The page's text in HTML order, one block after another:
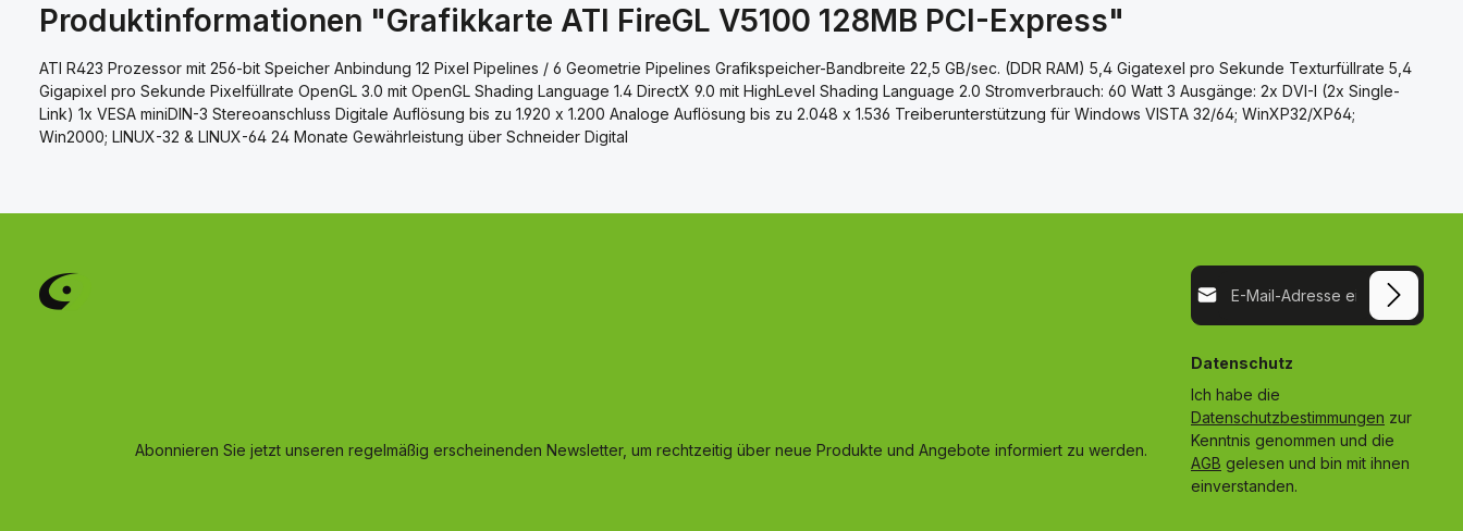
Produktinformationen "Grafikkarte ATI FireGL V5100 128MB PCI-Express"
ATI R423 Prozessor mit 256-bit Speicher Anbindung 12 Pixel Pipelines / 6 Geometrie Pipelines Grafikspeicher-Bandbreite 22,5 GB/sec. (DDR RAM) 5,4 Gigatexel pro Sekunde Texturfüllrate 5,4
Gigapixel pro Sekunde Pixelfüllrate OpenGL 3.0 mit OpenGL Shading Language 1.4 DirectX 9.0 mit HighLevel Shading Language 2.0 Stromverbrauch: 60 Watt 3 Ausgänge: 2x DVI-I (2x Single-
Link) 1x VESA miniDIN-3 Stereoanschluss Digitale Auflösung bis zu 1.920 x 1.200 Analoge Auflösung bis zu 2.048 x 1.536 Treiberunterstützung für Windows VISTA 32/64; WinXP32/XP64;
Win2000; LINUX-32 & LINUX-64 24 Monate Gewährleistung über Schneider Digital
Abonnieren Sie jetzt unseren regelmäßig erscheinenden Newsletter, um rechtzeitig über neue Produkte und Angebote informiert zu werden.
E-Mail-Adresse*
Datenschutz
Ich habe die
Datenschutzbestimmungen zur
Kenntnis genommen und die
AGB gelesen und bin mit ihnen
einverstanden.